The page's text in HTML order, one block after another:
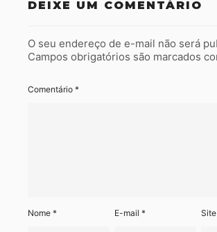
DEIXE UM COMENTÁRIO
O seu endereço de e-mail não será
Campos obrigatórios são marcados
Comentário *
Nome * E-mail* Site